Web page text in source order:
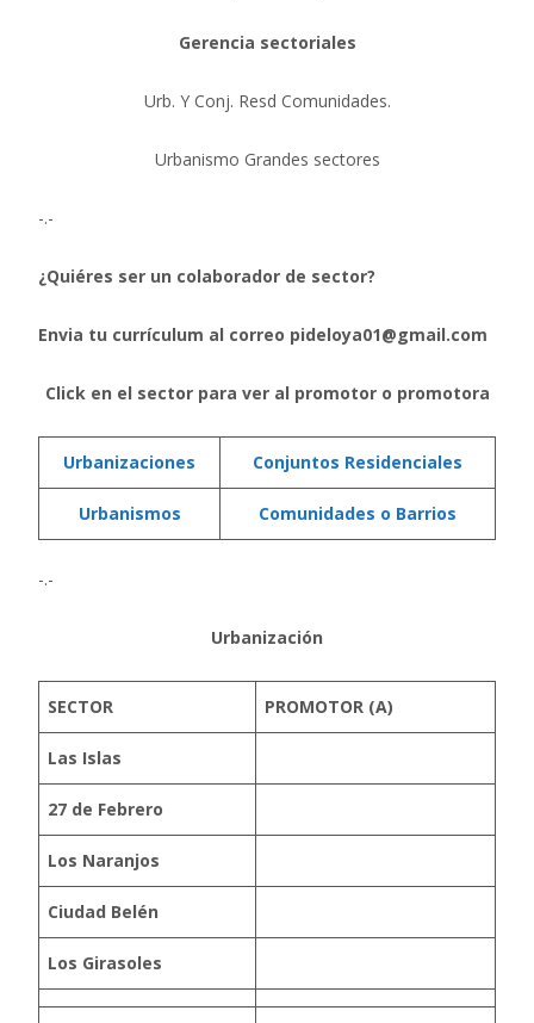
Gerencia sectoriales
Urb. Y Conj. Resd Comunidades.
Urbanismo Grandes sectores
-.-
¿Quiéres ser un colaborador de sector?
Envia tu currículum al correo pideloya01@gmail.com
Click en el sector para ver al promotor o promotora
Urbanizaciones Conjuntos Residenciales
Urbanismos Comunidades o Barrios
-.-
Urbanización
SECTOR PROMOTOR (A)
Las Islas
27 de Febrero
Los Naranjos
Ciudad Belén
Los Girasoles